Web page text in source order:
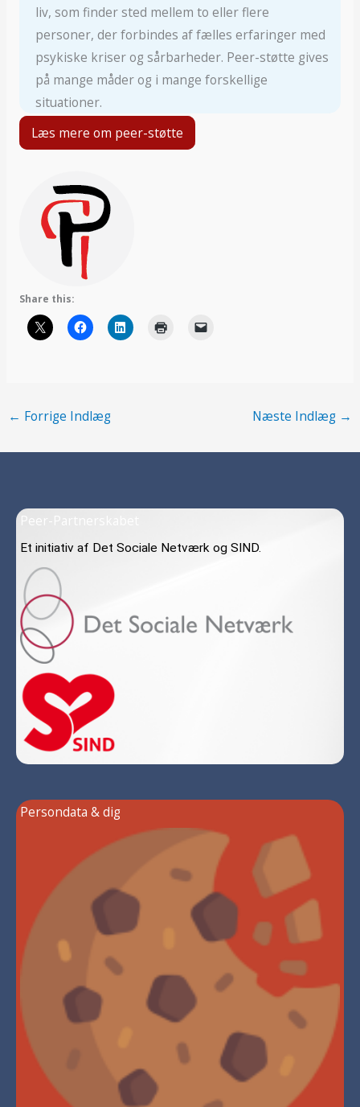
liv, som finder sted mellem to eller flere
personer, der forbindes af fælles erfaringer med
psykiske kriser og sårbarheder. Peer-støtte gives
på mange måder og i mange forskellige
situationer.
Læs mere om peer-støtte
Share this:
← Forrige Indlæg Næste Indlæg →
Peer-Partnerskabet
Et initiativ af Det Sociale Netværk og SIND.
Persondata & dig